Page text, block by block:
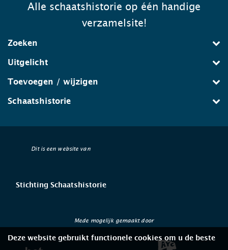
Alle schaatshistorie op één handige
verzamelsite!
Zoeken
Uitgelicht
Toevoegen / wijzigen
Schaatshistorie
Dit is een website van
Stichting Schaatshistorie
Mede mogelijk gemaakt door
Deze website gebruikt functionele cookies om u de beste